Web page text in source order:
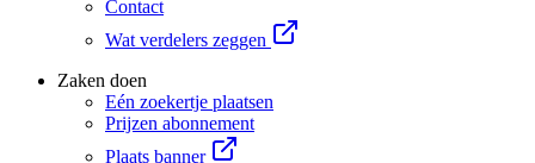
Contact
Wat verdelers zeggen
Zaken doen
Eén zoekertje plaatsen
Prijzen abonnement
Plaats banner